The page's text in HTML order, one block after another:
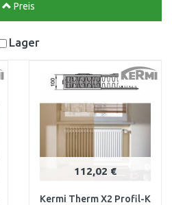
Preis
Lager
112,02 €
Kermi Therm X2 Profil-K